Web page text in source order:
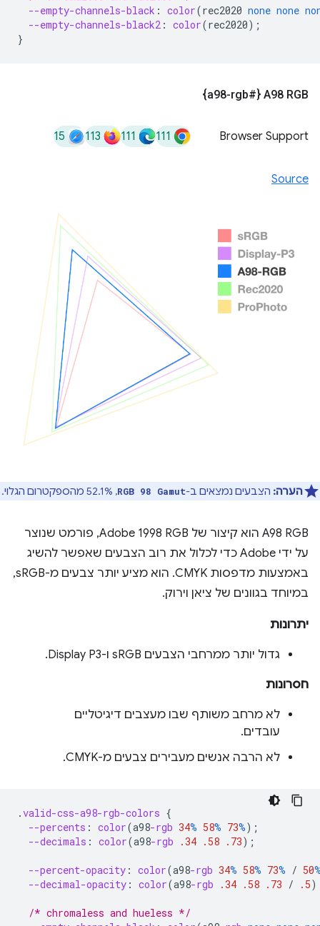
--empty-channels-black : color(rec2020 none none
--empty-channels-black2 : color(rec2020);
}
A98 RGB‏ {#a98-rgb}
Browser Support
111
111
113
15
Source
הערה: הצבעים נמצאים ב-RGB 98 Gamut, 52.1% מהספקטרום הגלוי.
A98 RGB הוא קיצור של Adobe 1998 RGB, פורמט שנוצר
על ידי Adobe כדי לכלול את רוב הצבעים שאפשר להשיג
באמצעות מדפסות CMYK. הוא מציע יותר צבעים מ-sRGB,
במיוחד בגוונים של ציאן וירוק.
יתרונות
גדול יותר ממרחבי הצבעים sRGB ו-Display P3.
חסרונות
לא מרחב משותף שבו מעצבים דיגיטליים
עובדים.
לא הרבה אנשים מעבירים צבעים מ-CMYK.
.valid-css-a98-rgb-colors {
--percents : color(a98-rgb 34% 58% 73%);
--decimals : color(a98-rgb .34 .58 .73);
--percent-opacity : color(a98-rgb 34% 58% 73% / 50
--decimal-opacity : color(a98-rgb .34 .58 .73 / .5
/* chromaless and hueless */